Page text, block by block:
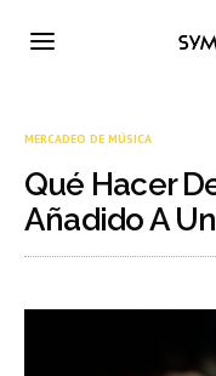
MERCADEO DE MÚSICA
Qué Hacer
Añadido A